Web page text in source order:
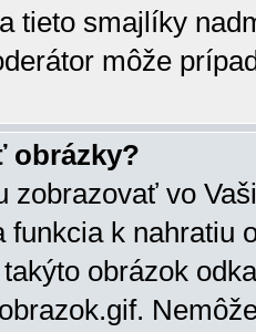
tieto smajlíky
môže
obrázky?
zobrazovať vo
funkcia k nahratiu
obrázok